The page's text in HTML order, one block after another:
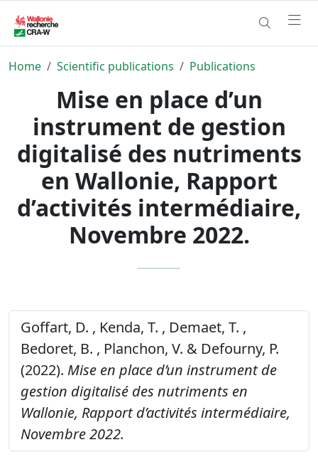
Home Scientific publications Publications
Mise en place d’un
instrument de gestion
digitalisé des nutriments
en Wallonie, Rapport
d’activités intermédiaire,
Novembre 2022.
Goffart, D. , Kenda, T. , Demaet, T. ,
Bedoret, B. , Planchon, V. & Defourny, P.
(2022). Mise en place d’un instrument de
gestion digitalisé des nutriments en
Wallonie, Rapport d’activités intermédiaire,
Novembre 2022.